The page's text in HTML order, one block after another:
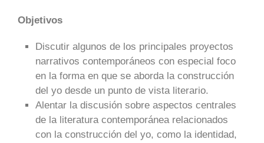
Objetivos
Discutir algunos de los principales proyectos
narrativos contemporáneos con especial foco
en la forma en que se aborda la construcción
del yo desde un punto de vista literario.
Alentar la discusión sobre aspectos centrales
de la literatura contemporánea relacionados
con la construcción del yo, como la identidad,